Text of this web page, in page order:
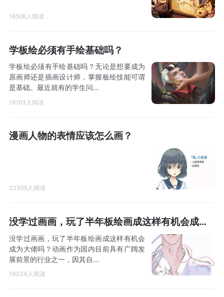
16506人阅读
学板绘必须有手绘基础吗？
学板绘必须有手绘基础吗？无论是想要成为
原画师还是插画设计师，掌握板绘技能可谓
是基础。最近就有的学生问...
19163人阅读
漫画人物的表情应该怎么画？
23305人阅读
没学过画画，玩了半年板绘画成这样有机会成为大佬吗？
没学过画画，玩了半年板绘画成这样有机会
成为大佬吗？动画作为国内目前具有广阔发
展前景的行业之一，因其自...
19334人阅读